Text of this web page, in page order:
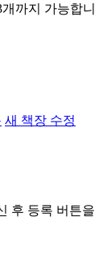
까지 가능합니
새 책장 수정
후 등록 버튼을